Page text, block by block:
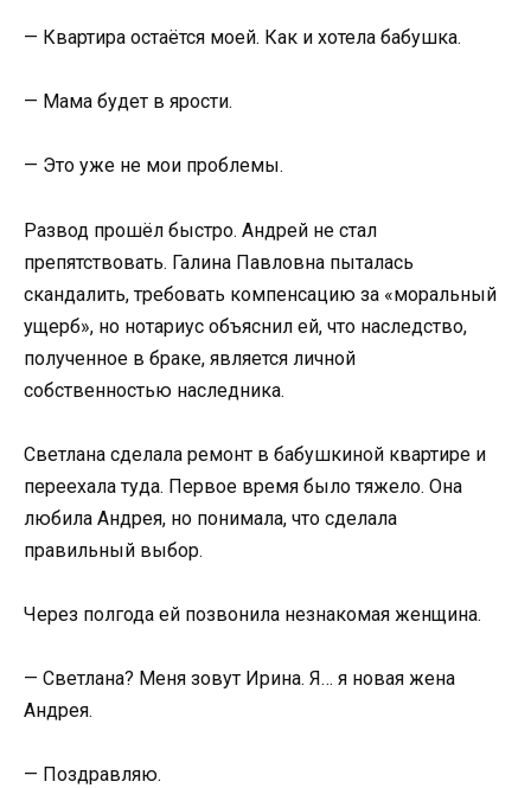
— Квартира остаётся моей. Как и хотела бабушка.
— Мама будет в ярости.
— Это уже не мои проблемы.
Развод прошёл быстро. Андрей не стал
препятствовать. Галина Павловна пыталась
скандалить, требовать компенсацию за «моральный
ущерб», но нотариус объяснил ей, что наследство,
полученное в браке, является личной
собственностью наследника.
Светлана сделала ремонт в бабушкиной квартире и
переехала туда. Первое время было тяжело. Она
любила Андрея, но понимала, что сделала
правильный выбор.
Через полгода ей позвонила незнакомая женщина.
— Светлана? Меня зовут Ирина. Я… я новая жена
Андрея.
— Поздравляю.